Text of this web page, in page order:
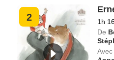
2 1h
De
Avec